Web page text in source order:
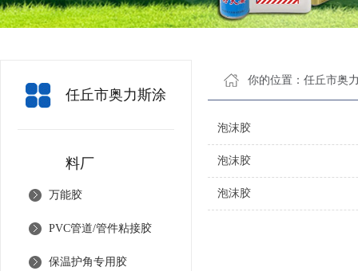
任丘市奥力斯涂
料厂
万能胶
PVC管道/管件粘接胶
保温护角专用胶
你的位置： 任丘市奥
泡沫胶
泡沫胶
泡沫胶